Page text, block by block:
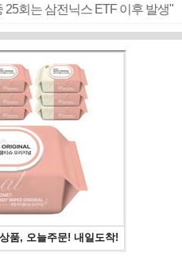
25회는 삼전닉스 ETF 이후 발생"